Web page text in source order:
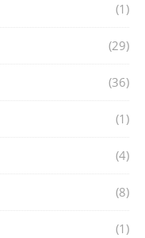
(1)
(29)
(36)
(1)
(4)
(8)
(1)